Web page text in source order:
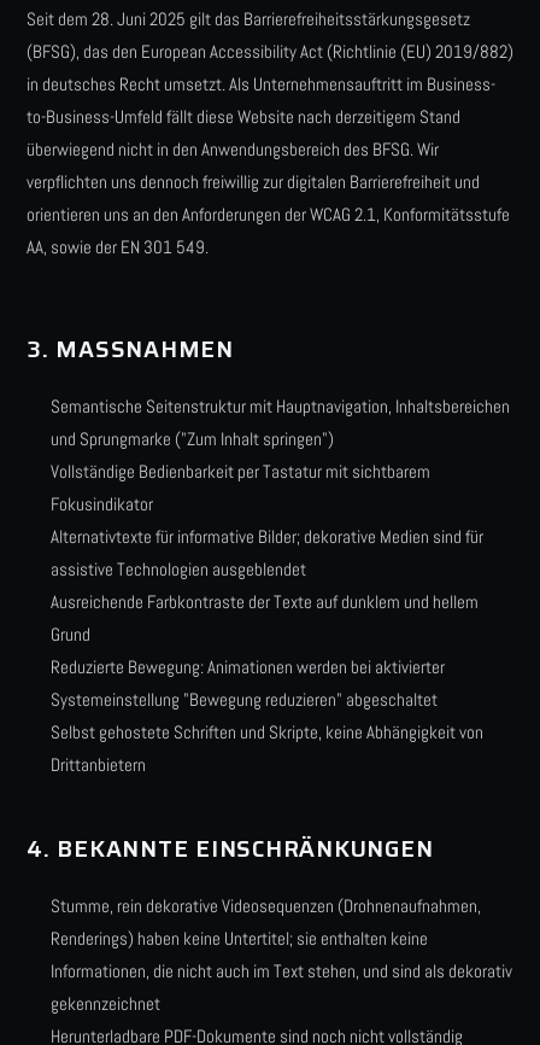
Seit dem 28. Juni 2025 gilt das Barrierefreiheitsstärkungsgesetz
(BFSG), das den European Accessibility Act (Richtlinie (EU) 2019/882)
in deutsches Recht umsetzt. Als Unternehmensauftritt im Business-
to-Business-Umfeld fällt diese Website nach derzeitigem Stand
überwiegend nicht in den Anwendungsbereich des BFSG. Wir
verpflichten uns dennoch freiwillig zur digitalen Barrierefreiheit und
orientieren uns an den Anforderungen der WCAG 2.1, Konformitätsstufe
AA, sowie der EN 301 549.
3. MASSNAHMEN
Semantische Seitenstruktur mit Hauptnavigation, Inhaltsbereichen
und Sprungmarke ("Zum Inhalt springen")
Vollständige Bedienbarkeit per Tastatur mit sichtbarem
Fokusindikator
Alternativtexte für informative Bilder; dekorative Medien sind für
assistive Technologien ausgeblendet
Ausreichende Farbkontraste der Texte auf dunklem und hellem
Grund
Reduzierte Bewegung: Animationen werden bei aktivierter
Systemeinstellung "Bewegung reduzieren" abgeschaltet
Selbst gehostete Schriften und Skripte, keine Abhängigkeit von
Drittanbietern
4. BEKANNTE EINSCHRÄNKUNGEN
Stumme, rein dekorative Videosequenzen (Drohnenaufnahmen,
Renderings) haben keine Untertitel; sie enthalten keine
Informationen, die nicht auch im Text stehen, und sind als dekorativ
gekennzeichnet
Herunterladbare PDF-Dokumente sind noch nicht vollständig